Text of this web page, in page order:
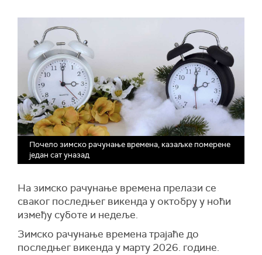
Почело зимско рачунање времена, казаљке померене
један сат уназад
На зимско рачунање времена прелази се
сваког последњег викенда у октобру у ноћи
између суботе и недеље.
Зимско рачунање времена трајаће до
последњег викенда у марту 2026. године.